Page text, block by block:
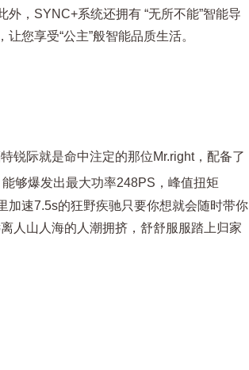
，SYNC+系统还拥有 “无所不能”智能导
您享受“公主”般智能品质生活。
锐际就是命中注定的那位Mr.right，配备了
够爆发出最大功率248PS，峰值扭矩
加速7.5s的狂野疾驰只要你想就会随时带你
人山人海的人潮拥挤，舒舒服服踏上归家